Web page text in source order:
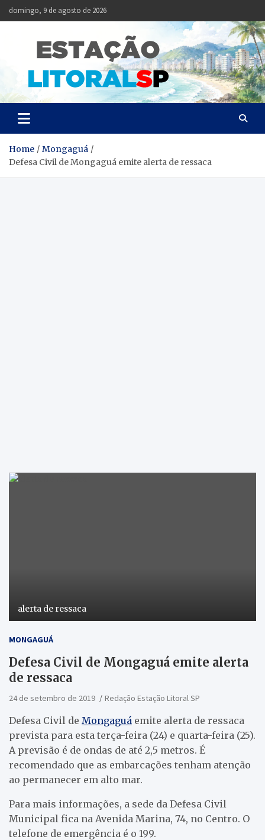
Skip
to
domingo, 9 de agosto de 2026
Estação
Litoral
Notícias da Baixada
Santista
Home
Mongaguá
Defesa Civil de Mongaguá emite alerta de ressaca
alerta de ressaca
MONGAGUÁ
Defesa Civil de Mongaguá emite alerta
de ressaca
24 de setembro de 2019 Redação Estação Litoral SP
Defesa Civil de Mongaguá emite alerta de ressaca
prevista para esta terça-feira (24) e quarta-feira (25).
A previsão é de ondas de até 2,5 metros. É
recomendado que as embarcações tenham atenção
ao permanecer em alto mar.
Para mais informações, a sede da Defesa Civil
Municipal fica na Avenida Marina, 74, no Centro. O
telefone de emergência é o 199.